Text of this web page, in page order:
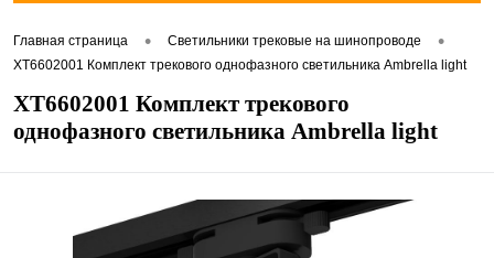
Главная страница • Светильники трековые на шинопроводе •
XT6602001 Комплект трекового однофазного светильника Ambrella light
XT6602001 Комплект трекового
однофазного светильника Ambrella light